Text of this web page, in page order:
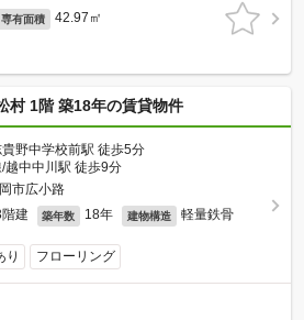
専有面積 42.97㎡
村 1階 築18年の賃貸物件
野中学校前駅 徒歩5分
越中中川駅 徒歩9分
市広小路
建 築年数 18年 建物構造 軽量鉄骨
り フローリング